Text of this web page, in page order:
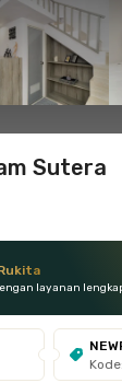
tahu
Lokasi
Sutera
layanan